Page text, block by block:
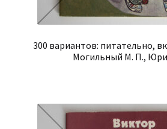
300 вариантов: питательно,
Могильный М. П.,